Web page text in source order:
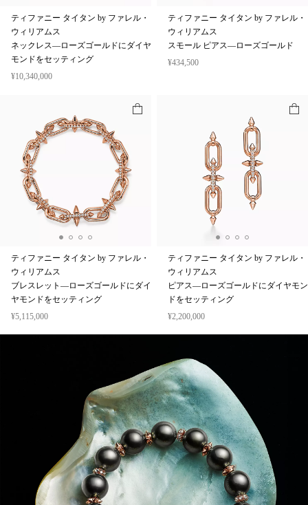
ティファニー タイタン by ファレル・
ウィリアムス
ネックレス—ローズゴールドにダイヤ
モンドをセッティング
¥10,340,000
ティファニー タイタン by ファレル・
ウィリアムス
スモール ピアス—ローズゴールド
¥434,500
ティファニー タイタン by ファレル・
ウィリアムス
ブレスレット—ローズゴールドにダイ
ヤモンドをセッティング
¥5,115,000
ティファニー タイタン by ファレル・
ウィリアムス
ピアス—ローズゴールドにダイヤモン
ドをセッティング
¥2,200,000